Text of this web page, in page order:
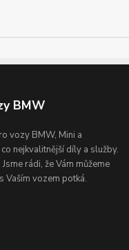
BMW
vozy BMW, Mini a
nejkvalitnější díly a služby.
rádi, že Vám můžeme
Vaším vozem potká.